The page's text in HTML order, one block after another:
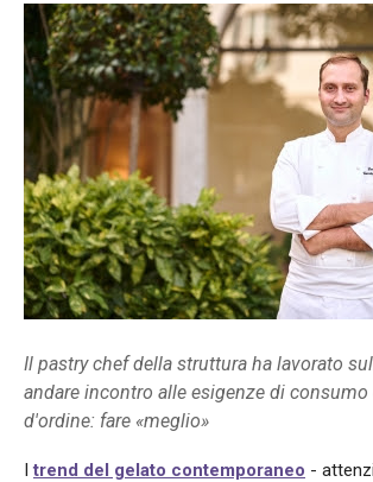
Il pastry chef della struttura ha lavorato
andare incontro alle esigenze di
d'ordine: fare «meglio»
Itrend del gelato contemporaneo -